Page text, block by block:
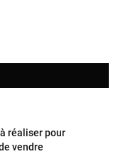
réaliser pour
vendre